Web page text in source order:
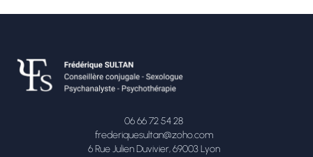
06 66 72 54 28
frederiquesultan@zoho.com
6 Rue Julien Duvivier, 69003 Lyon